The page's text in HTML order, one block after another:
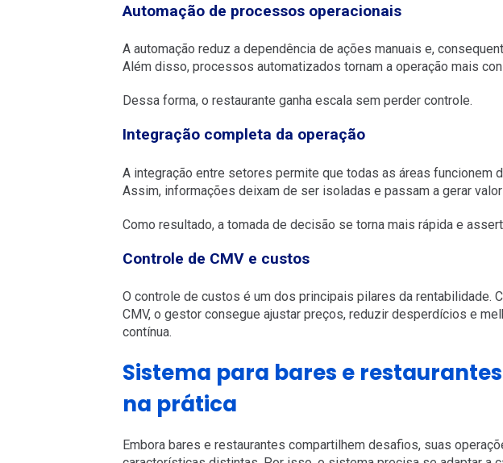
Automação de processos operacionais
A automação reduz a dependência de ações manuais e,
Além disso, processos automatizados tornam a operação mais
Dessa forma, o restaurante ganha escala sem perder controle.
Integração completa da operação
A integração entre setores permite que todas as áreas funcionem
Assim, informações deixam de ser isoladas e passam a gerar
Como resultado, a tomada de decisão se torna mais rápida e
Controle de CMV e custos
O controle de custos é um dos principais pilares da rentabilidade.
CMV, o gestor consegue ajustar preços, reduzir desperdícios e
contínua.
Sistema para bares e
na prática
Embora bares e restaurantes compartilhem desafios, suas